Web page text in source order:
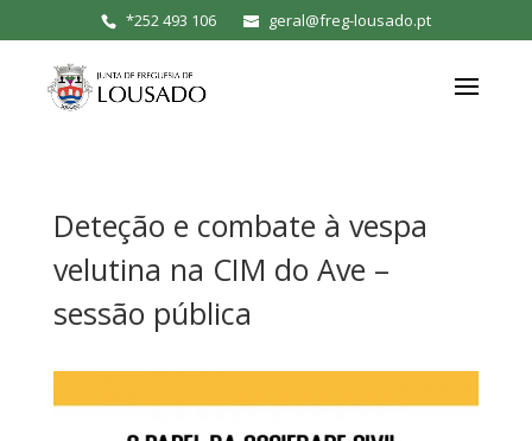
*252 493 106 geral@freg-lousado.pt
Deteção e combate à vespa
velutina na CIM do Ave –
sessão pública